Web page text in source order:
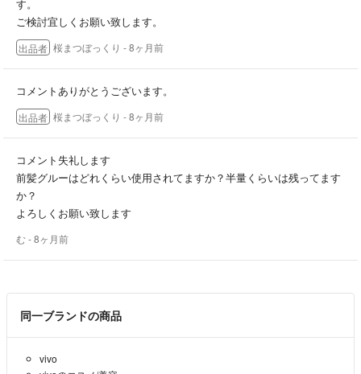
#シーグラム
ご理解頂ける方のご購入をお願い致します。
す。
ご検討宜しくお願い致します。
出品者 桜まつぼっくり - 8ヶ月前
コメントありがとうございます。
出品者 桜まつぼっくり - 8ヶ月前
コメント失礼します
前髪グルーはどれくらい使用されてますか？半量くらいは残ってます
か？
よろしくお願い致します
む- 8ヶ月前
同一ブランドの商品
vivo